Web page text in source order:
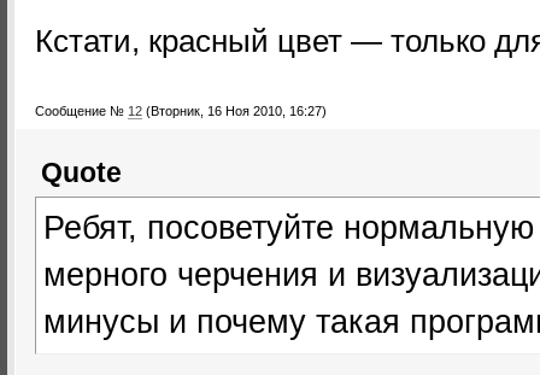
Кстати, красный цвет — только
Сообщение № 12 (Вторник, 16 Ноя 2010, 16:27)
Quote
Ребят, посоветуйте
мерного черчения и
минусы и почему такая